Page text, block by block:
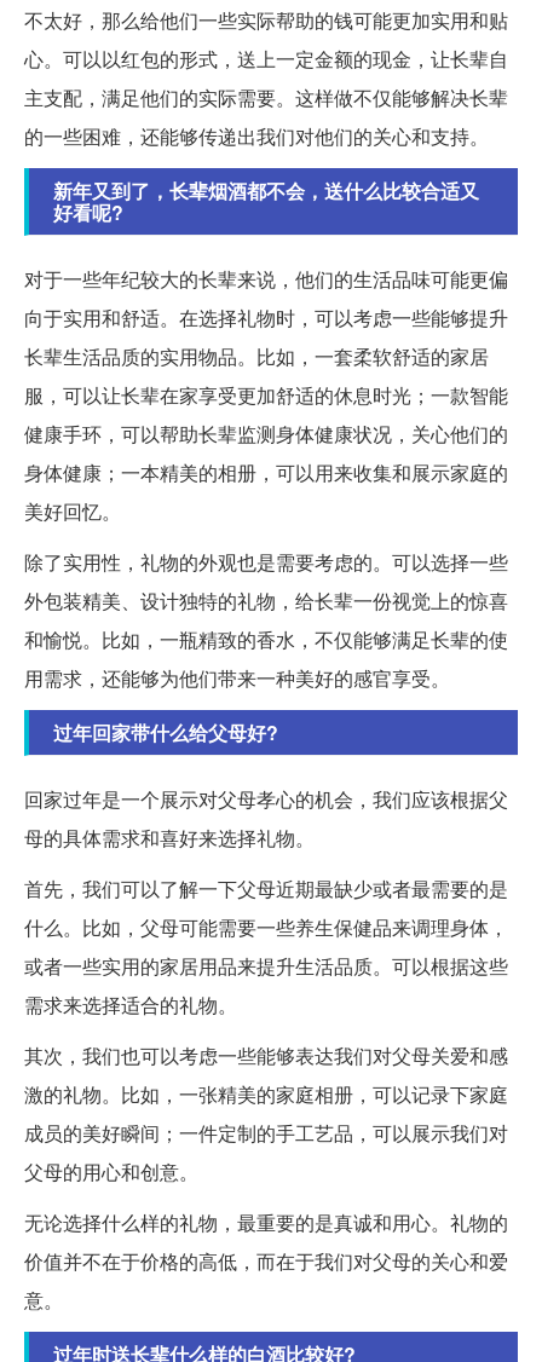
不太好，那么给他们一些实际帮助的钱可能更加实用和贴
心。可以以红包的形式，送上一定金额的现金，让长辈自
主支配，满足他们的实际需要。这样做不仅能够解决长辈
的一些困难，还能够传递出我们对他们的关心和支持。
新年又到了，长辈烟酒都不会，送什么比较合适又
好看呢?
对于一些年纪较大的长辈来说，他们的生活品味可能更偏
向于实用和舒适。在选择礼物时，可以考虑一些能够提升
长辈生活品质的实用物品。比如，一套柔软舒适的家居
服，可以让长辈在家享受更加舒适的休息时光；一款智能
健康手环，可以帮助长辈监测身体健康状况，关心他们的
身体健康；一本精美的相册，可以用来收集和展示家庭的
美好回忆。
除了实用性，礼物的外观也是需要考虑的。可以选择一些
外包装精美、设计独特的礼物，给长辈一份视觉上的惊喜
和愉悦。比如，一瓶精致的香水，不仅能够满足长辈的使
用需求，还能够为他们带来一种美好的感官享受。
过年回家带什么给父母好?
回家过年是一个展示对父母孝心的机会，我们应该根据父
母的具体需求和喜好来选择礼物。
首先，我们可以了解一下父母近期最缺少或者最需要的是
什么。比如，父母可能需要一些养生保健品来调理身体，
或者一些实用的家居用品来提升生活品质。可以根据这些
需求来选择适合的礼物。
其次，我们也可以考虑一些能够表达我们对父母关爱和感
激的礼物。比如，一张精美的家庭相册，可以记录下家庭
成员的美好瞬间；一件定制的手工艺品，可以展示我们对
父母的用心和创意。
无论选择什么样的礼物，最重要的是真诚和用心。礼物的
价值并不在于价格的高低，而在于我们对父母的关心和爱
意。
过年时送长辈什么样的白酒比较好?